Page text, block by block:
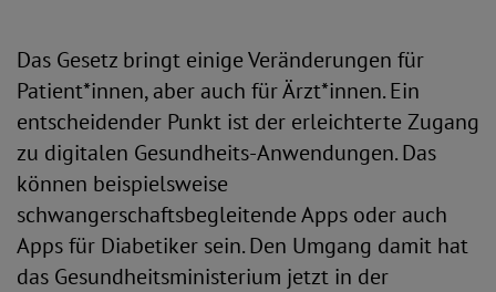
Das Gesetz bringt einige Veränderungen für
Patient*innen, aber auch für Ärzt*innen. Ein
entscheidender Punkt ist der erleichterte Zugang
zu digitalen Gesundheits-Anwendungen. Das
können beispielsweise
schwangerschaftsbegleitende Apps oder auch
Apps für Diabetiker sein. Den Umgang damit hat
das Gesundheitsministerium jetzt in der